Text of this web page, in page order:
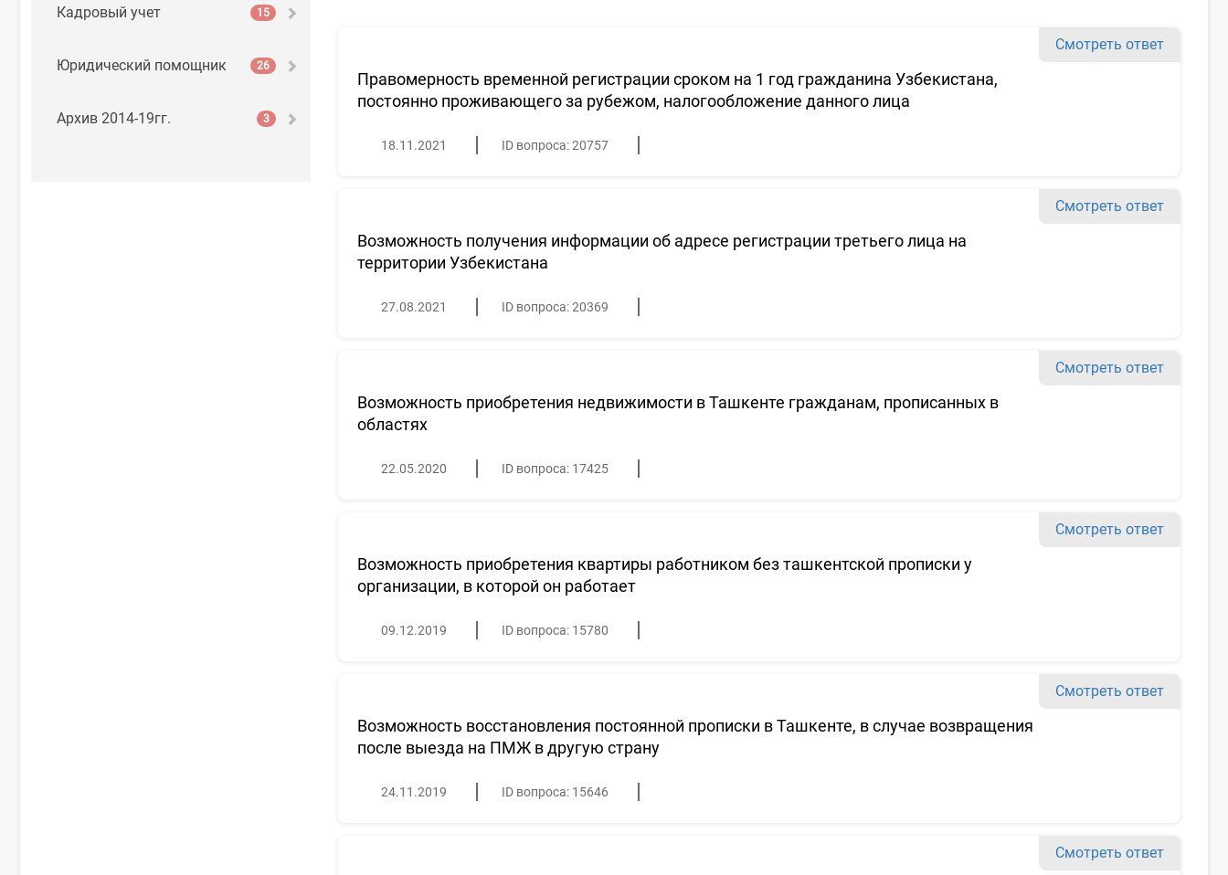
Кадровый учет 15
Юридический помощник 26
Архив 2014-19гг. 3
Правомерность временной регистрации сроком на 1 год гражданина Узбекистана,
постоянно проживающего за рубежом, налогообложение данного лица
18.11.2021 ID вопроса: 20757
Смотреть ответ
Возможность получения информации об адресе регистрации третьего лица на
территории Узбекистана
27.08.2021 ID вопроса: 20369
Смотреть ответ
Возможность приобретения недвижимости в Ташкенте гражданам, прописанных в
областях
22.05.2020 ID вопроса: 17425
Смотреть ответ
Возможность приобретения квартиры работником без ташкентской прописки у
организации, в которой он работает
09.12.2019 ID вопроса: 15780
Смотреть ответ
Возможность восстановления постоянной прописки в Ташкенте, в случае возвращения
после выезда на ПМЖ в другую страну
24.11.2019 ID вопроса: 15646
Смотреть ответ
Смотреть ответ